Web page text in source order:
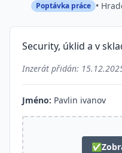
Poptávka práce •
Security, úklid a v
Inzerát přidán:
Jméno: Pavlin ivanov
✅